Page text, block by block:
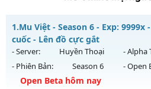
1.Mu Việt - Season 6 - Exp: 9999x
cuốc - Lên đồ cực gắt
- Server: Huyền Thoại - Alpha
- Phiên Bản:
Season 6 - Open
Open Beta hôm nay